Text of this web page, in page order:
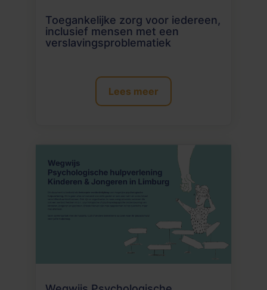
Toegankelijke zorg voor iedereen,
inclusief mensen met een
verslavingsproblematiek
Lees meer